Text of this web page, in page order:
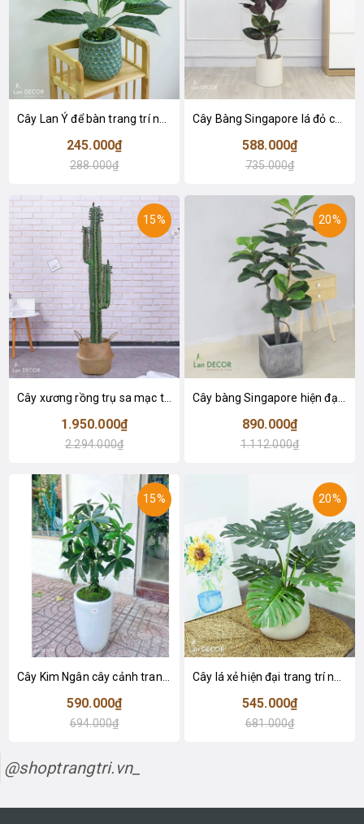
245.000₫
288.000₫
Cây Bàng Singapore lá đỏ cây giả trang trí Lan Decor (110cm) - LC2918-1
588.000₫
735.000₫
15%
Cây xương rồng trụ sa mạc trang trí loại 2 tay (155cm) - LC2912
1.950.000₫
2.294.000₫
20%
890.000₫
1.112.000₫
15%
590.000₫
694.000₫
20%
545.000₫
681.000₫
@shoptrangtri.vn_